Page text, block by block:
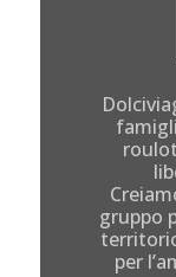
gruppo
per